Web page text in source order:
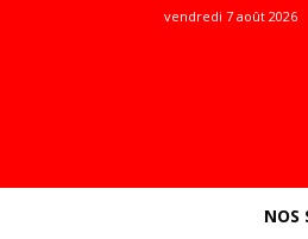
vendredi 7 août 2026
NOS